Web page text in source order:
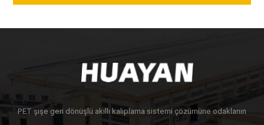
PET şişe geri dönüşlü akıllı kalıplama sistemi çözümüne odaklanın